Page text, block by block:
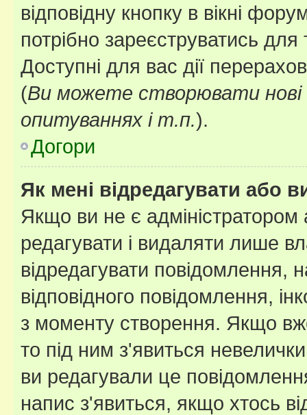
відповідну кнопку в вікні
потрібно зареєструватись
Доступні для вас дії
(Ви можете створювати
опитуваннях і т.п.).
Догори
Як мені відредагувати або
Якщо ви не є
редагувати і видаляти лише
відредагувати повідомлення,
відповідного повідомлення,
з моменту створення. Якщо
то під ним з'явиться
ви редагували це
напис з'явиться, якщо хтось